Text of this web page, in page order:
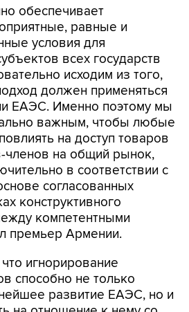
обеспечивает
равные и
условия для
всех государств
исходим из того,
должен применяться
ЕАЭС. Именно поэтому мы
важным, чтобы любые
на доступ товаров
членов на общий рынок,
в соответствии с
согласованных
конструктивного
компетентными
премьер Армении.
игнорирование
способно не только
развитие ЕАЭС, но и